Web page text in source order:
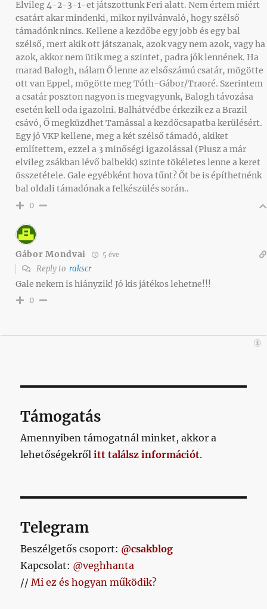
Elvileg 4-2-3-1-et játszottunk Feri alatt. Nem értem miért
csatárt akar mindenki, mikor nyilvánvaló, hogy szélső
támadónk nincs. Kellene a kezdőbe egy jobb és egy bal
szélső, mert akik ott játszanak, azok vagy nem azok, vagy ha
azok, akkor nem ütik meg a szintet, padra jók lennének. Ha
marad Balogh, nálam Ő lenne az elsőszámú csatár, mögötte
ott van Eppel, mögötte meg Tóth-Gábor/Traoré. Szerintem
a csatár poszton nagyon is megvagyunk, Balogh távozása
esetén kell oda igazolni. Balhátvédbe érkezik ez a Brazil
csávó, Ő megküzdhet Tamással a kezdőcsapatba kerülésért.
Egy jó VKP kellene, meg a két szélső támadó, akiket
említettem, ezzel a 3 minőségi igazolással (Plusz a már
elvileg zsákban lévő balbekk) szinte tökéletes lenne a keret
összetétele. Gale egyébként hova tűnt? Őt be is építhetnénk
bal oldali támadónak a felkészülés során..
0
Gábor Mondvai 5 éve
Reply to rakscr
Gale nekem is hiányzik! Jó kis játékos lehetne!!!
0
Támogatás
Amennyiben támogatnál minket, akkor a
lehetőségekrőlitt találsz információt.
Telegram
Beszélgetős csoport: @csakblog
Kapcsolat: @veghhanta
//Mi ez és hogyan működik?